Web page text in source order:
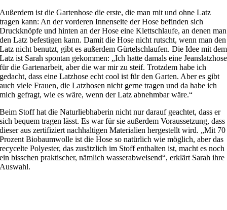
Außerdem ist die Gartenhose die erste, die man mit und ohne Latz
tragen kann: An der vorderen Innenseite der Hose befinden sich
Druckknöpfe und hinten an der Hose eine Klettschlaufe, an denen man
den Latz befestigen kann. Damit die Hose nicht rutscht, wenn man den
Latz nicht benutzt, gibt es außerdem Gürtelschlaufen. Die Idee mit dem
Latz ist Sarah spontan gekommen: „Ich hatte damals eine Jeanslatzhose
für die Gartenarbeit, aber die war mir zu steif. Trotzdem habe ich
gedacht, dass eine Latzhose echt cool ist für den Garten. Aber es gibt
auch viele Frauen, die Latzhosen nicht gerne tragen und da habe ich
mich gefragt, wie es wäre, wenn der Latz abnehmbar wäre.“
Beim Stoff hat die Naturliebhaberin nicht nur darauf geachtet, dass er
sich bequem tragen lässt. Es war für sie außerdem Voraussetzung, dass
dieser aus zertifiziert nachhaltigen Materialien hergestellt wird. „Mit 70
Prozent Biobaumwolle ist die Hose so natürlich wie möglich, aber das
recycelte Polyester, das zusätzlich im Stoff enthalten ist, macht es noch
ein bisschen praktischer, nämlich wasserabweisend“, erklärt Sarah ihre
Auswahl.